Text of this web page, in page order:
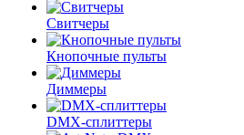
Свитчеры
Кнопочные пульты
Диммеры
DMX-сплиттеры